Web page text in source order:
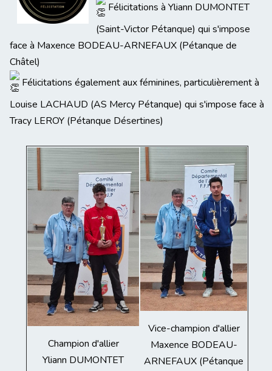
Félicitations à Yliann DUMONTET
(Saint-Victor Pétanque) qui s'impose
face à Maxence BODEAU-ARNEFAUX (Pétanque de
Châtel)
Félicitations également aux féminines, particulièrement à
Louise LACHAUD (AS Mercy Pétanque) qui s'impose face à
Tracy LEROY (Pétanque Désertines)
Champion d'allier
Yliann DUMONTET
Vice-champion d'allier
Maxence BODEAU-
ARNEFAUX (Pétanque